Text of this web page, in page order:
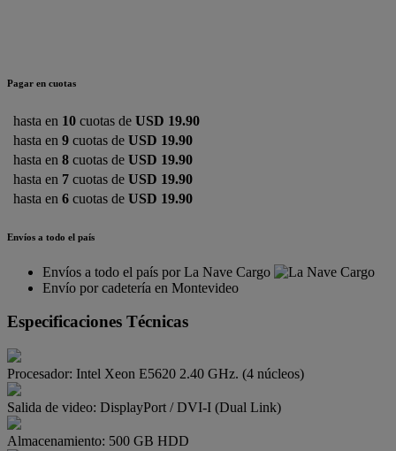
Pagar en cuotas
hasta en 10 cuotas de USD 19.90
hasta en 9 cuotas de USD 19.90
hasta en 8 cuotas de USD 19.90
hasta en 7 cuotas de USD 19.90
hasta en 6 cuotas de USD 19.90
Envíos a todo el país
Envíos a todo el país por La Nave Cargo
Envío por cadetería en Montevideo
Especificaciones Técnicas
Procesador: Intel Xeon E5620 2.40 GHz. (4 núcleos)
Salida de video: DisplayPort / DVI-I (Dual Link)
Almacenamiento: 500 GB HDD